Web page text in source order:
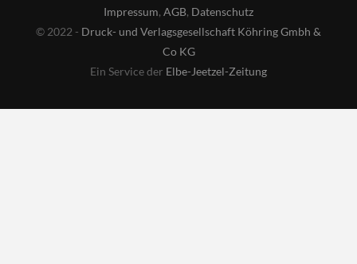
Impressum,AGB, Datenschutz
© 2022 - Druck- und Verlagsgesellschaft Köhring Gmbh &
Co KG
Ein Service der Elbe-Jeetzel-Zeitung